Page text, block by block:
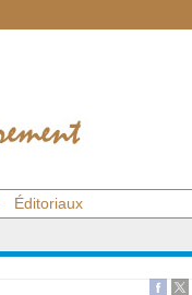
Éditoriaux